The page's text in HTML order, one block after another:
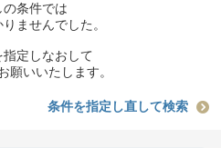
の条件では
ませんでした。
定しなおして
願いいたします。
条件を指定し直して検索